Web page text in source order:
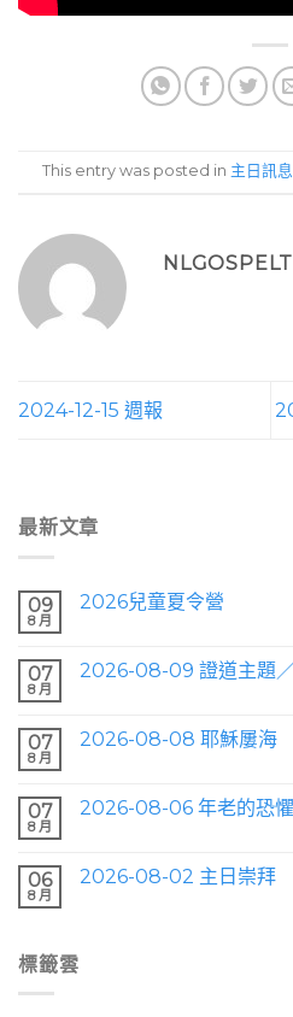
This entry was posted in 主日訊息
2024-12-15 週報
最新文章
09
8 月
2026兒童夏令營
07
8 月
2026-08-09 證道主題
07
8 月
2026-08-08 耶穌屢海
07
8 月
2026-08-06 年老的恐懼
06
8 月
2026-08-02 主日崇拜
標籤雲